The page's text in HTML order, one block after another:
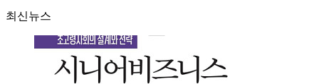
최신뉴스